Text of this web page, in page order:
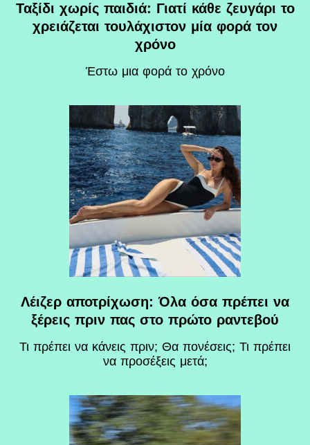
Ταξίδι χωρίς παιδιά: Γιατί κάθε ζευγάρι το
χρειάζεται τουλάχιστον μία φορά τον
χρόνο
Έστω μια φορά το χρόνο
Λέιζερ αποτρίχωση: Όλα όσα πρέπει να
ξέρεις πριν πας στο πρώτο ραντεβού
Τι πρέπει να κάνεις πριν; Θα πονέσεις; Τι πρέπει
να προσέξεις μετά;